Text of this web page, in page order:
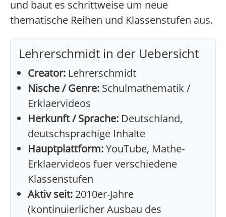
und baut es schrittweise um neue
thematische Reihen und Klassenstufen aus.
Lehrerschmidt in der Uebersicht
Creator: Lehrerschmidt
Nische / Genre: Schulmathematik /
Erklaervideos
Herkunft / Sprache: Deutschland,
deutschsprachige Inhalte
Hauptplattform:YouTube, Mathe-
Erklaervideos fuer verschiedene
Klassenstufen
Aktiv seit: 2010er-Jahre
(kontinuierlicher Ausbau des